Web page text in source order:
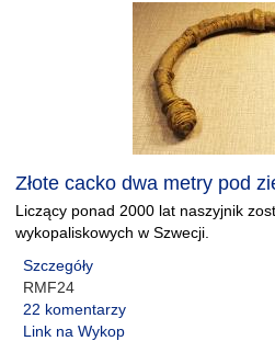
Złote cacko dwa metry pod
Liczący ponad 2000 lat naszyjnik
wykopaliskowych w Szwecji.
Szczegóły
RMF24
22 komentarzy
Link na Wykop